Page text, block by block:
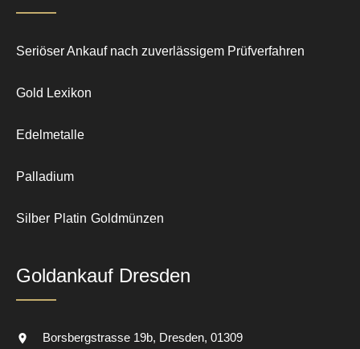
Seriöser Ankauf nach zuverlässigem Prüfverfahren
Gold Lexikon
Edelmetalle
Palladium
Silber Platin Goldmünzen
Goldankauf Dresden
Borsbergstrasse 19b Dresden 01309